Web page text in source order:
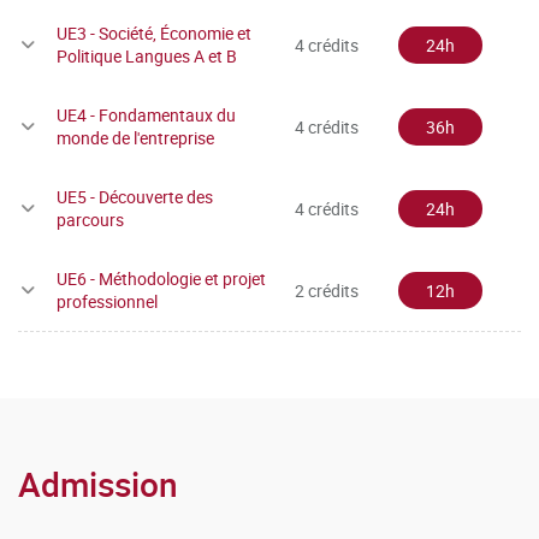
Rappel des règles de progression
la poursuite des études
en L3 n’est pas autorisée pour un·e étudiant·e qui n’aurait
pas validé sa L1.
Modalités de Contrôle des
Contrôle Terminal (CT)
Contrôle Continu (CC)
UE3 - Société, Économie et
Politique Langues A et B
4 crédits 24h
UE4 - Fondamentaux du
monde de l'entreprise
4 crédits 36h
UE5 - Découverte des
parcours
4 crédits 24h
UE6 - Méthodologie et projet
professionnel
2 crédits 12h
Admission